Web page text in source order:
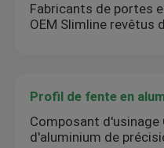
Fabricants de portes
OEM Slimline revêtus
Profil de fente en
Composant d'usinage
d'aluminium de